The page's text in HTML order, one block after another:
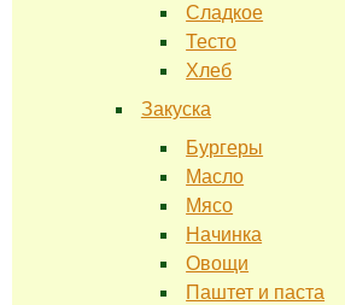
Сладкое
Тесто
Хлеб
Закуска
Бургеры
Масло
Мясо
Начинка
Овощи
Паштет и паста